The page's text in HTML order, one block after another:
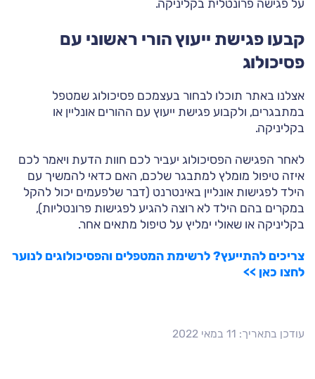
על פגישה פרונטלית בקליניקה.
קבעו פגישת ייעוץ הורי ראשוני עם
פסיכולוג
אצלנו באתר תוכלו לבחור בעצמכם פסיכולוג שמטפל
במתבגרים, ולקבוע פגישת ייעוץ עם ההורים אונליין או
בקליניקה.
לאחר הפגישה הפסיכולוג יעביר לכם חוות הדעת ויאמר לכם
איזה טיפול מומלץ למתבגר שלכם, האם כדאי להמשיך עם
הילד לפגישות אונליין באינטרנט (דבר שלפעמים יכול להקל
במקרים בהם הילד לא רוצה להגיע לפגישות פרונטליות),
בקליניקה או שאולי ימליץ על טיפול מתאים אחר.
צריכים להתייעץ? לרשימת המטפלים והפסיכולוגים לנוער
לחצו כאן >>
עודכן בתאריך: 11 במאי 2022